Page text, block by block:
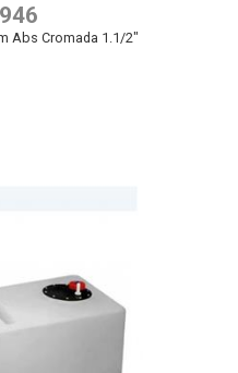
Abs Cromada 1.1/2"